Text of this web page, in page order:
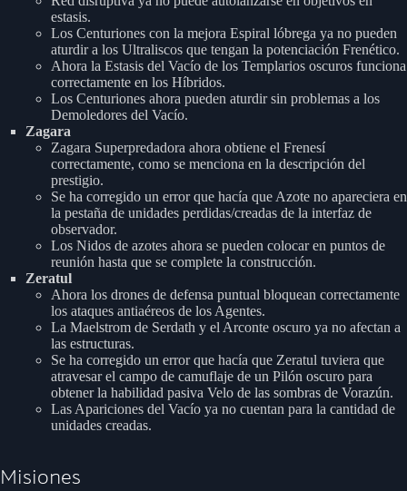
estasis.
Los Centuriones con la mejora Espiral lóbrega ya no pueden
aturdir a los Ultraliscos que tengan la potenciación Frenético.
Ahora la Estasis del Vacío de los Templarios oscuros funciona
correctamente en los Híbridos.
Los Centuriones ahora pueden aturdir sin problemas a los
Demoledores del Vacío.
Zagara
Zagara Superpredadora ahora obtiene el Frenesí
correctamente, como se menciona en la descripción del
prestigio.
Se ha corregido un error que hacía que Azote no apareciera en
la pestaña de unidades perdidas/creadas de la interfaz de
observador.
Los Nidos de azotes ahora se pueden colocar en puntos de
reunión hasta que se complete la construcción.
Zeratul
Ahora los drones de defensa puntual bloquean correctamente
los ataques antiaéreos de los Agentes.
La Maelstrom de Serdath y el Arconte oscuro ya no afectan a
las estructuras.
Se ha corregido un error que hacía que Zeratul tuviera que
atravesar el campo de camuflaje de un Pilón oscuro para
obtener la habilidad pasiva Velo de las sombras de Vorazún.
Las Apariciones del Vacío ya no cuentan para la cantidad de
unidades creadas.
Misiones